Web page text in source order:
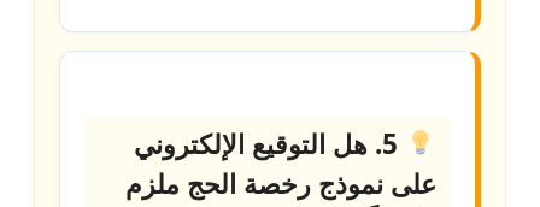
5. هل التوقيع الإلكتروني
على نموذج رخصة الحج ملزم